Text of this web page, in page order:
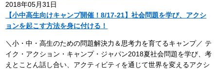
2018年05月31日
【小中高生向けキャンプ開催！8/17-21】社会問題を学び、アクシ
ョンを起こす方法を身に付ける！
＼小・中・高生のための問題解決力＆思考力を育てるキャンプ／ テ
イク・アクション・キャンプ・ジャパン2018夏社会問題を学び、考
えとことん話し合い、アクティビティを通じて世界を変えるアクシ